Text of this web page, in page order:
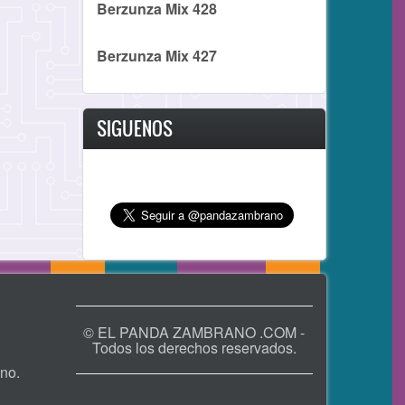
Berzunza Mix 428
Berzunza Mix 427
SIGUENOS
© EL PANDA ZAMBRANO .COM -
Todos los derechos reservados.